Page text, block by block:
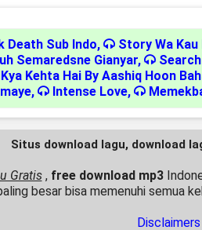
Death Sub Indo, Story Wa
Semaredsne Gianyar,
Kehta Hai By Aashiq Hoon
, Intense Love,
Situs download lagu, download
Gratis , free download mp3
besar bisa memenuhi semua
Disclaimers